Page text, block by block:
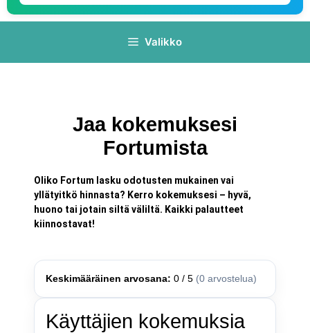
Valikko
Jaa kokemuksesi
Fortumista
Oliko Fortum lasku odotusten mukainen vai
yllätyitkö hinnasta? Kerro kokemuksesi – hyvä,
huono tai jotain siltä väliltä. Kaikki palautteet
kiinnostavat!
Keskimääräinen arvosana: 0 / 5 (0 arvostelua)
Käyttäjien kokemuksia